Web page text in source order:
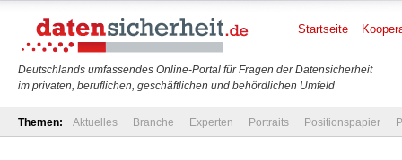
Deutschlands umfassendes Online-Portal für Fragen der Datensicherheit
im privaten, beruflichen, geschäftlichen und behördlichen Umfeld
Startseite
Themen: Aktuelles Branche Experten Portraits Positionspapier